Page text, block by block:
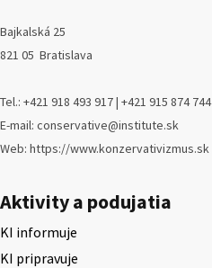
Bajkalská 25
821 05 Bratislava
Tel.: +421 918 493 917 | +421 915 874 744
E-mail: conservative@institute.sk
Web: https://www.konzervativizmus.sk
Aktivity a podujatia
KI informuje
KI pripravuje